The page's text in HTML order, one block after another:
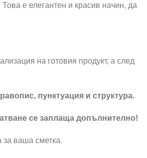
е елегантен и красив начин, да
на готовия продукт, а след
пунктуация и структура.
се заплаща допълнително!
за ваша сметка.